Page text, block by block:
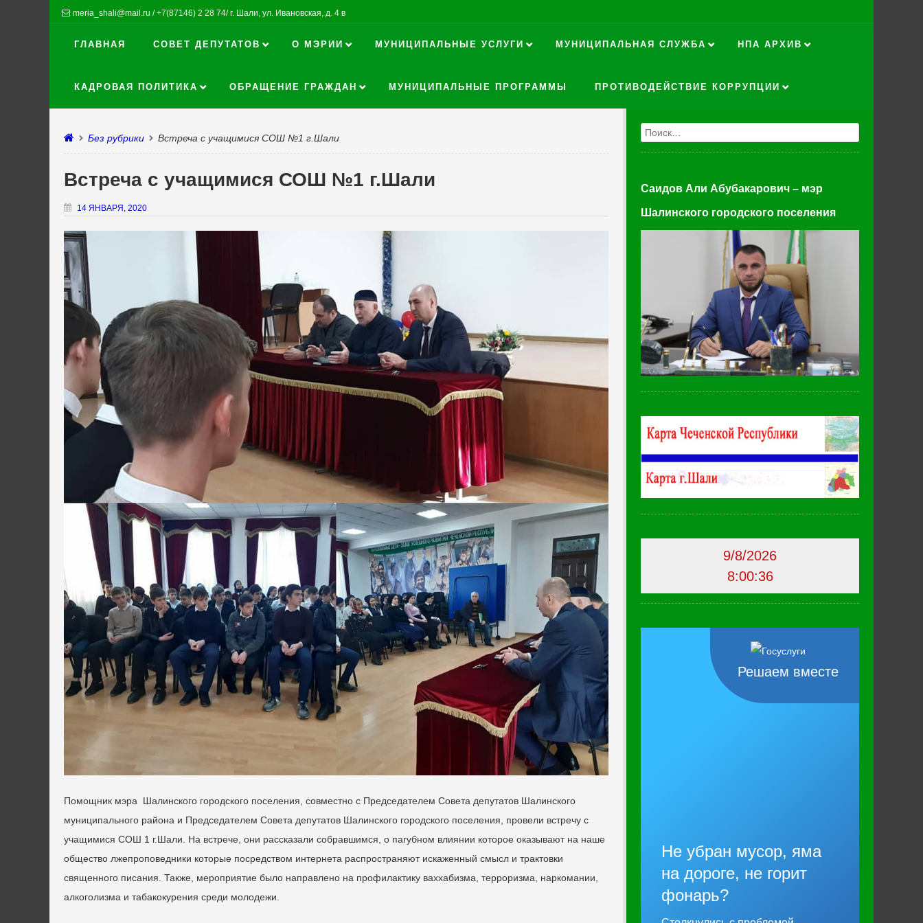
meria_shali@mail.ru / +7(87146) 2 28 74/ г. Шали, ул. Ивановская, д. 4 в
ГЛАВНАЯ СОВЕТ ДЕПУТАТОВ О МЭРИИ МУНИЦИПАЛЬНЫЕ УСЛУГИ МУНИЦИПАЛЬНАЯ СЛУЖБА НПА АРХИВ
КАДРОВАЯ ПОЛИТИКА ОБРАЩЕНИЕ ГРАЖДАН МУНИЦИПАЛЬНЫЕ ПРОГРАММЫ ПРОТИВОДЕЙСТВИЕ КОРРУПЦИИ
Без рубрики Встреча с учащимися СОШ №1 г.Шали
Встреча с учащимися СОШ №1 г.Шали
14 ЯНВАРЯ, 2020
Помощник мэра Шалинского городского поселения, совместно с Председателем Совета депутатов Шалинского
муниципального района и Председателем Совета депутатов Шалинского городского поселения, провели встречу с
учащимися СОШ 1 г.Шали. На встрече, они рассказали собравшимся, о пагубном влиянии которое оказывают на наше
общество лжепроповедники которые посредством интернета распространяют искаженный смысл и трактовки
священного писания. Также, мероприятие было направлено на профилактику ваххабизма, терроризма, наркомании,
алкоголизма и табакокурения среди молодежи.
Поиск
Саидов Али Абубакарович – мэр
Шалинского городского поселения
9/8/2026
8:00:37
Решаем вместе
Не убран мусор, яма
на дороге, не горит
фонарь?